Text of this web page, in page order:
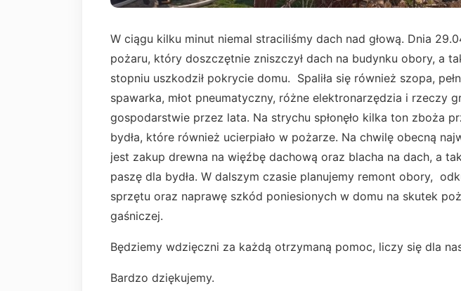
W ciągu kilku minut niemal straciliśmy dach nad głową. Dnia
pożaru, który doszczętnie zniszczył dach na budynku obory, a
stopniu uszkodził pokrycie domu. Spaliła się również szopa,
spawarka, młot pneumatyczny, różne elektronarzędzia i rzeczy
gospodarstwie przez lata. Na strychu spłonęło kilka ton zboża
bydła, które również ucierpiało w pożarze. Na chwilę obecną
jest zakup drewna na więźbę dachową oraz blacha na dach, a
paszę dla bydła. W dalszym czasie planujemy remont obory,
sprzętu oraz naprawę szkód poniesionych w domu na skutek
gaśniczej.
Będziemy wdzięczni za każdą otrzymaną pomoc, liczy się dla
Bardzo dziękujemy.